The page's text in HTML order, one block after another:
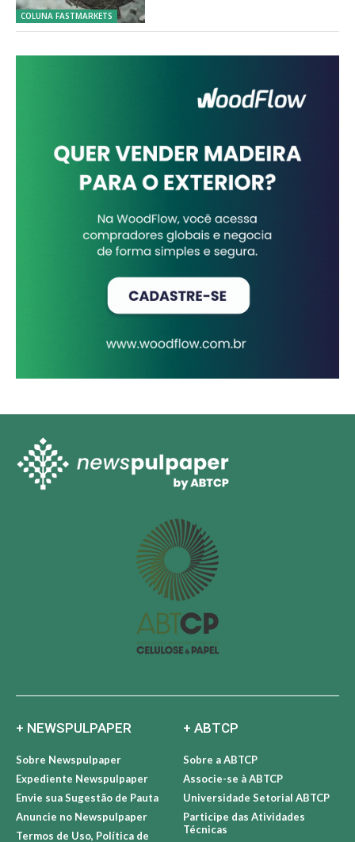
COLUNA FASTMARKETS
+ NEWSPULPAPER
Sobre Newspulpaper
Expediente Newspulpaper
Envie sua Sugestão de Pauta
Anuncie no Newspulpaper
Termos de Uso, Política de
+ ABTCP
Sobre a ABTCP
Associe-se à ABTCP
Universidade Setorial ABTCP
Participe das Atividades
Técnicas